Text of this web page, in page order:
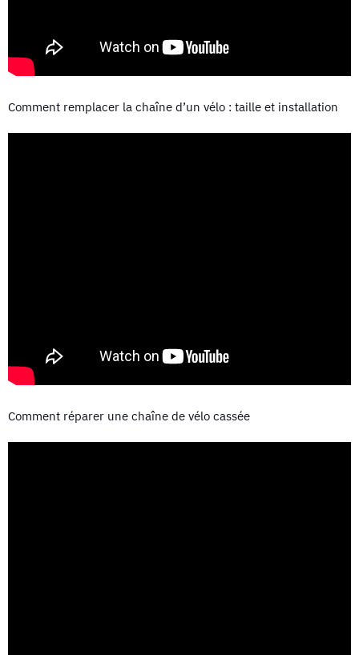
Comment remplacer la chaîne d’un vélo : taille et installation
Comment réparer une chaîne de vélo cassée